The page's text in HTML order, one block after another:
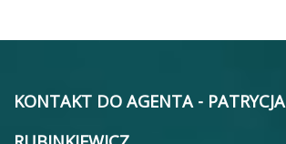
KONTAKT DO AGENTA - PATRYCJA